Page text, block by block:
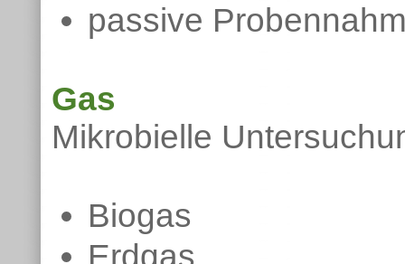
passive
Gas
Mikrobielle
Biogas
Erdgas